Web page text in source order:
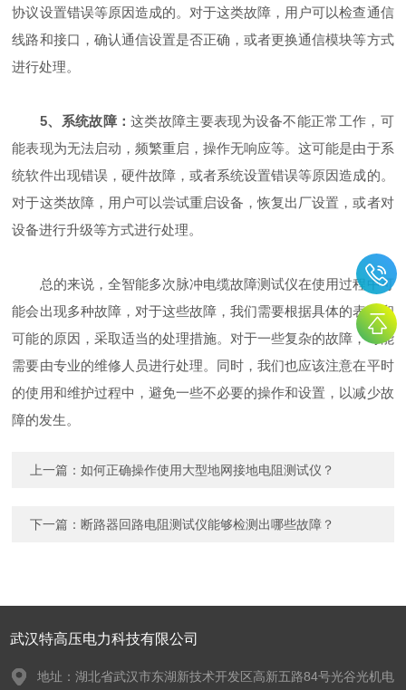
协议设置错误等原因造成的。对于这类故障，用户可以检查通信
线路和接口，确认通信设置是否正确，或者更换通信模块等方式
进行处理。
5、系统故障：这类故障主要表现为设备不能正常工作，可
能表现为无法启动，频繁重启，操作无响应等。这可能是由于系
统软件出现错误，硬件故障，或者系统设置错误等原因造成的。
对于这类故障，用户可以尝试重启设备，恢复出厂设置，或者对
设备进行升级等方式进行处理。
总的来说，全智能多次脉冲电缆故障测试仪在使用过程中可
能会出现多种故障，对于这些故障，我们需要根据具体的表现和
可能的原因，采取适当的处理措施。对于一些复杂的故障，可能
需要由专业的维修人员进行处理。同时，我们也应该注意在平时
的使用和维护过程中，避免一些不必要的操作和设置，以减少故
障的发生。
上一篇：如何正确操作使用大型地网接地电阻测试仪？
下一篇： 断路器回路电阻测试仪能够检测出哪些故障？
武汉特高压电力科技有限公司
地址：湖北省武汉市东湖新技术开发区高新五路84号光谷光机电